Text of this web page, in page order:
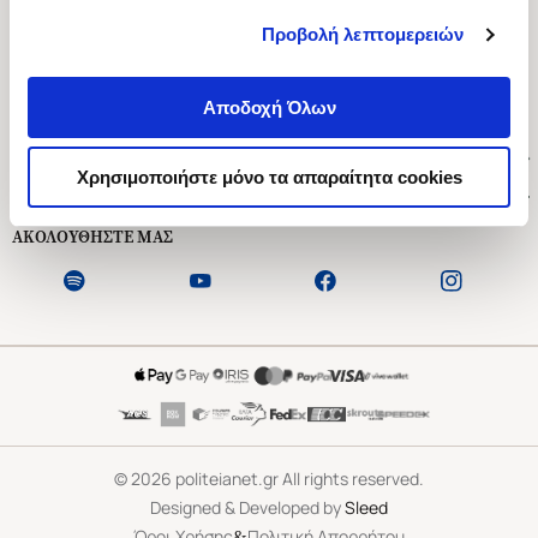
Προβολή λεπτομερειών
Αποδοχή Όλων
Χρησιμοποιήστε μόνο τα απαραίτητα cookies
Ασκληπιού 1-3, Αθήνα 106 79
Δευτέρα - Παρασκευή 09:00-21:00
Εξυπηρέτηση Πελατών
ΑΚΟΛΟΥΘΗΣΤΕ ΜΑΣ
©2026 politeianet.gr All rights reserved.
Designed & Developed bySleed